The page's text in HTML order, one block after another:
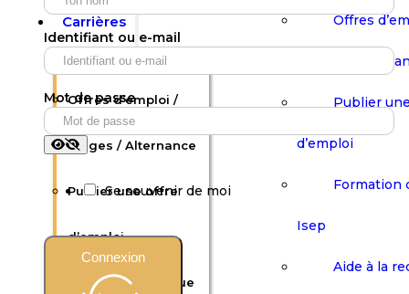
Votre panier est vide.
Boutique
Panier
Boutique
Carrières
Offres d’emploi /
Stages / Alternance
Publier une offre
d’emploi
Formation continue
Offres
Stages /
Publier
d’emploi
Formation
Isep
Aide à la
Identifiant ou e-mail
Mot de passe
Se souvenir de moi
Connexion